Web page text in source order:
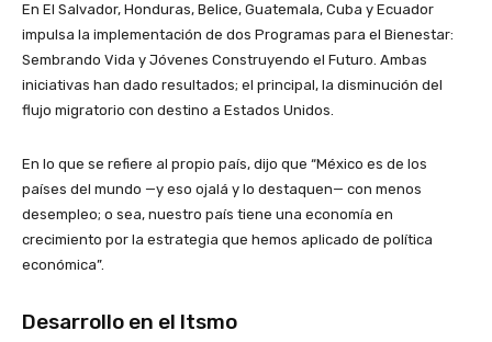
En El Salvador, Honduras, Belice, Guatemala, Cuba y Ecuador
impulsa la implementación de dos Programas para el Bienestar:
Sembrando Vida y Jóvenes Construyendo el Futuro. Ambas
iniciativas han dado resultados; el principal, la disminución del
flujo migratorio con destino a Estados Unidos.
En lo que se refiere al propio país, dijo que “México es de los
países del mundo —y eso ojalá y lo destaquen— con menos
desempleo; o sea, nuestro país tiene una economía en
crecimiento por la estrategia que hemos aplicado de política
económica”.
Desarrollo en el Itsmo